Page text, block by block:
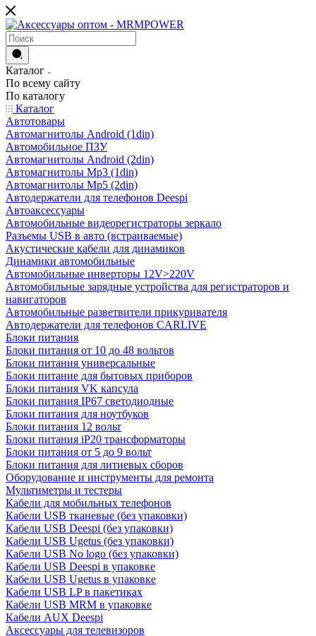
Каталог
По всему сайту
По каталогу
Каталог
Автотовары
Автомагнитолы Android (1din)
Автомобильное ПЗУ
Автомагнитолы Android (2din)
Автомагнитолы Mp3 (1din)
Автомагнитолы Mp5 (2din)
Автодержатели для телефонов Deespi
Автоаксессуары
Автомобильные видеорегистраторы зеркало
Разъемы USB в авто (встраиваемые)
Акустические кабели для динамиков
Динамики автомобильные
Автомобильные инверторы 12V>220V
Автомобильные зарядные устройства для регистраторов и
навигаторов
Автомобильные разветвители прикуривателя
Автодержатели для телефонов CARLIVE
Блоки питания
Блоки питания от 10 до 48 вольтов
Блоки питания универсальные
Блоки питание для бытовых приборов
Блоки питания VK капсула
Блоки питания IP67 светодиодные
Блоки питания для ноутбуков
Блоки питания 12 вольт
Блоки питания iP20 трансформаторы
Блоки питания от 5 до 9 вольт
Блоки питания для литиевых сборов
Оборудование и инструменты для ремонта
Мультиметры и тестеры
Кабели для мобильных телефонов
Кабели USB тканевые (без упаковки)
Кабели USB Deespi (без упаковки)
Кабели USB Ugetus (без упаковки)
Кабели USB No logo (без упаковки)
Кабели USB Deespi в упаковке
Кабели USB Ugetus в упаковке
Кабели USB LP в пакетиках
Кабели USB MRM в упаковке
Кабели AUX Deespi
Аксессуары для телевизоров